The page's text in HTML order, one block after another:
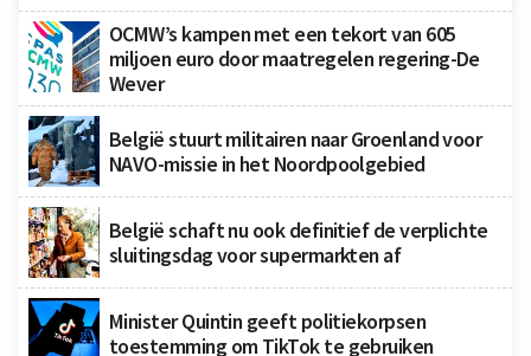
OCMW’s kampen met een tekort van 605
miljoen euro door maatregelen regering-De
Wever
België stuurt militairen naar Groenland voor
NAVO-missie in het Noordpoolgebied
België schaft nu ook definitief de verplichte
sluitingsdag voor supermarkten af
Minister Quintin geeft politiekorpsen
toestemming om TikTok te gebruiken